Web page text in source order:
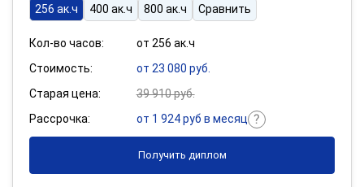
256 ак.ч 400 ак.ч 800 ак.ч Сравнить
Кол-во часов:
от 256 ак.ч
Стоимость:
от 23 080 руб.
Старая цена:
39 910 руб.
Рассрочка:
от 1 924 руб в месяц
Получить диплом